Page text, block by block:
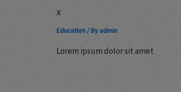
x
Education/ By admin
Lorem ipsum dolor sit amet